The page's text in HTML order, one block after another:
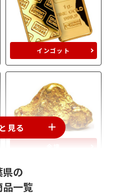
インゴット
見る
の
品一覧